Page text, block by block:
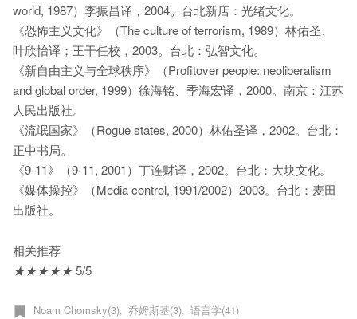
world, 1987）李振昌译，2004。台北新店：光绪文化。
《恐怖主义文化》（The culture of terrorism, 1989）林佑圣、
叶欣怡译；王干任校，2003。台北：弘智文化。
《新自由主义与全球秩序》（Profitover people: neoliberalism
and global order, 1999）徐海铭、季海宏译，2000。南京：江苏
人民出版社。
《流氓国家》（Rogue states, 2000）林佑圣译，2002。台北：
正中书局。
《9-11》（9-11, 2001）丁连财译，2002。台北：大块文化。
《媒体操控》（Media control, 1991/2002）2003。台北：麦田
出版社。
相关推荐
★★★★★5/5
Noam Chomsky(3) 乔姆斯基(3) 语言学(41)